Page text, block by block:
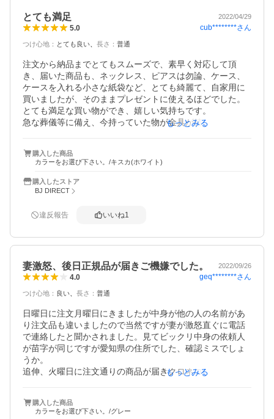
とても満足 2022/04/29
5.0 cub********さん
つけ心地 ： とても良い 長さ ： 普通
注文から納品までとてもスムーズで、素早く対応して頂
き、届いた商品も、ネックレス、ピアスは勿論、ケース、
ケースを入れる小さな紙袋など、とても綺麗て、自家用に
買いましたが、そのままプレゼントに使えるほどでした。
とても満足な買い物ができ、嬉しい気持ちです。
急な葬儀等に備え、今持っていた物が金具が錆びてしまっ
もっとみる
購入した商品
カラーをお選び下さい。/キスカ(ホワイト)
購入したストア
BJ DIRECT
違反報告 いいね1
妻激怒、後日正規品が届きご機嫌でした。 2022/09/26
4.0 geq********さん
つけ心地 ： 良い 長さ ： 普通
日曜日に注文月曜日にきましたが中身が他の人の名前があ
り注文品も違いましたので当然ですが妻が激怒直ぐに電話
で連絡したと聞かされました。見てビックリ中身の依頼人
が苗字が同じですが愛知県の住所でした、確認ミスでしょ
うか。
追伸、火曜日に注文通りの商品が届きクロネコヤマトさん
もっとみる
購入した商品
カラーをお選び下さい。/グレー